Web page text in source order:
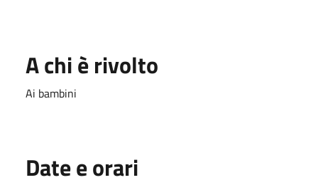
A chi è rivolto
Ai bambini
Date e orari